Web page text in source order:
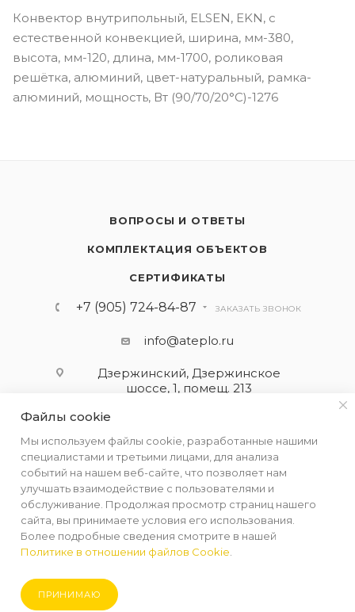
Конвектор внутрипольный, ELSEN, EKN, с
естественной конвекцией, ширина, мм-380,
высота, мм-120, длина, мм-1700, роликовая
решётка, алюминий, цвет-натуральный, рамка-
алюминий, мощность, Вт (90/70/20°C)-1276
ВОПРОСЫ И ОТВЕТЫ
КОМПЛЕКТАЦИЯ ОБЪЕКТОВ
СЕРТИФИКАТЫ
+7 (905) 724-84-87 ЗАКАЗАТЬ ЗВОНОК
info@ateplo.ru
Дзержинский, Дзержинское
шоссе, 1, помещ. 213
ПОЛИТИКА КОНФИДЕНЦИАЛЬНОСТИ
2026 © ООО "АЛЬФА-ТЕРМ КОМПЛЕКТ"
Файлы cookie
Мы используем файлы cookie, разработанные нашими
специалистами и третьими лицами, для анализа
событий на нашем веб-сайте, что позволяет нам
улучшать взаимодействие с пользователями и
обслуживание. Продолжая просмотр страниц нашего
сайта, вы принимаете условия его использования.
Более подробные сведения смотрите в нашей
Политике в отношении файлов Cookie
ПРИНИМАЮ